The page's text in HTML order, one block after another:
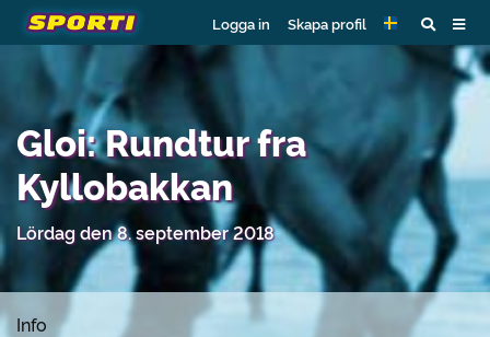
Logga in Skapa profil
Gloi: Rundtur fra
Kyllobakkan
Lördag den 8. september 2018
Info